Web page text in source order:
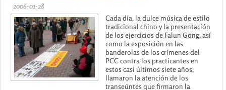
2006-01-28
Cada día, la dulce música de estilo
tradicional chino y la presentación
de los ejercicios de Falun Gong, así
como la exposición en las
banderolas de los crímenes del
PCC contra los practicantes en
estos casi últimos siete años,
llamaron la atención de los
transeúntes que firmaron la